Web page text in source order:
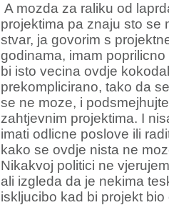
I da, ne
pokupio od AI
nisu sve
sve ima ili nema i
vecina
izgleda bez AI
Znači generalno
se to napravi i kod
Naravno, i kad
skeptike napadali
Pa dobro, mozda je mlad, vjeruje u
bio mlad. Oni su dijelili svima,
dobio, doslovno nista, dok su
u Irskoj napravio vise nego u 20
vise sigurno radio. Ali ok. Neki
A mozda za raliku od
projektima pa znaju sto se
stvar, ja govorim s
godinama, imam
bi isto vecina ovdje
prekomplicirano, tako da
se ne moze, i
zahtjevnim projektima. I
imati odlicne poslove ili
kako se ovdje nista ne
Nikakvoj politici ne
ali izgleda da je nekima
iskljucibo kad bi projekt